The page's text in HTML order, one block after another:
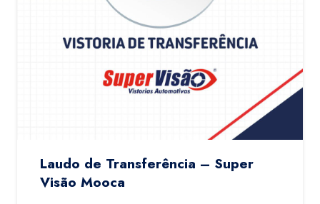
Laudo de Transferência – Super
Visão Mooca